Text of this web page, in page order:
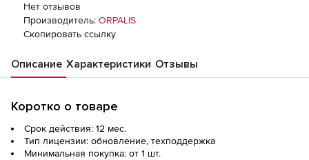
разработчик
Нет отзывов
Производитель: ORPALIS
Скопировать ссылку
Описание Характеристики Отзывы
Коротко о товаре
Срок действия: 12 мес.
Тип лицензии: обновление, техподдержка
Минимальная покупка: от 1 шт.